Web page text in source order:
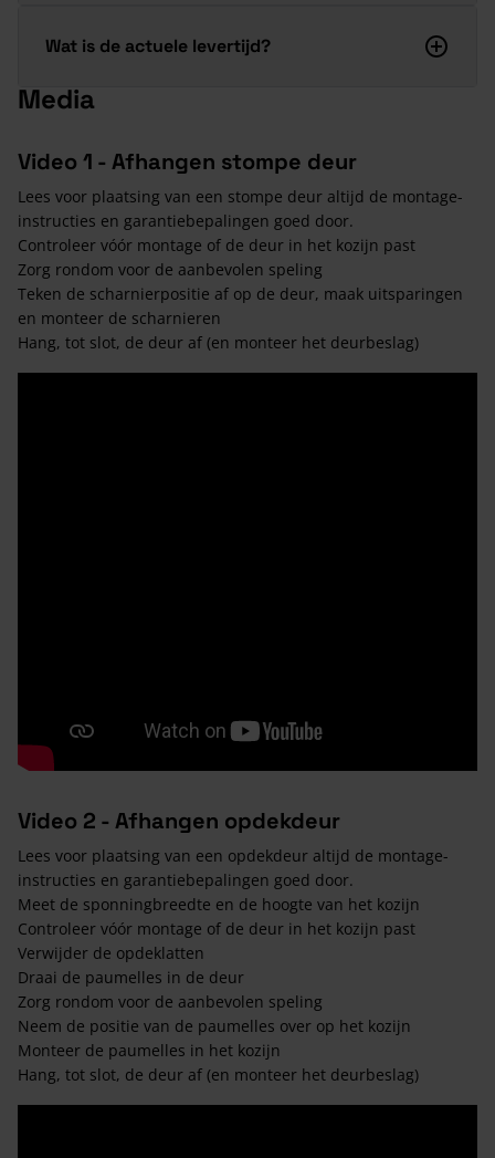
Wat is de actuele levertijd?
Media
Video 1 - Afhangen stompe deur
Lees voor plaatsing van een stompe deur altijd de montage-
instructies en garantiebepalingen goed door.
Controleer vóór montage of de deur in het kozijn past
Zorg rondom voor de aanbevolen speling
Teken de scharnierpositie af op de deur, maak uitsparingen
en monteer de scharnieren
Hang, tot slot, de deur af (en monteer het deurbeslag)
Video 2 - Afhangen opdekdeur
Lees voor plaatsing van een opdekdeur altijd de montage-
instructies en garantiebepalingen goed door.
Meet de sponningbreedte en de hoogte van het kozijn
Controleer vóór montage of de deur in het kozijn past
Verwijder de opdeklatten
Draai de paumelles in de deur
Zorg rondom voor de aanbevolen speling
Neem de positie van de paumelles over op het kozijn
Monteer de paumelles in het kozijn
Hang, tot slot, de deur af (en monteer het deurbeslag)